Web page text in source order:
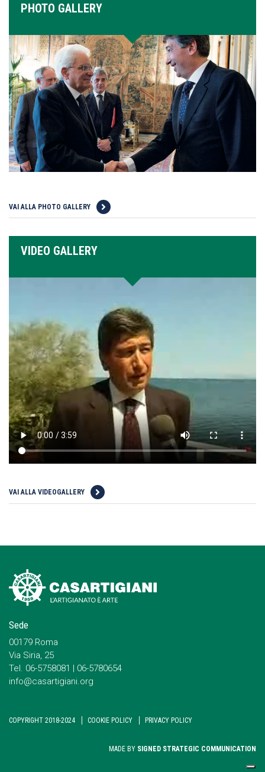
PHOTO GALLERY
VAI ALLA PHOTO GALLERY
VIDEO GALLERY
VAI ALLA VIDEOGALLERY
Sede
00179 Roma
Via Siria, 25
Tel. 06-5758081 | 06-5780654
info@casartigiani.org
COPYRIGHT 2018-2024 COOKIE POLICY PRIVACY POLICY
MADE BY SIGNED STRATEGIC COMMUNICATION